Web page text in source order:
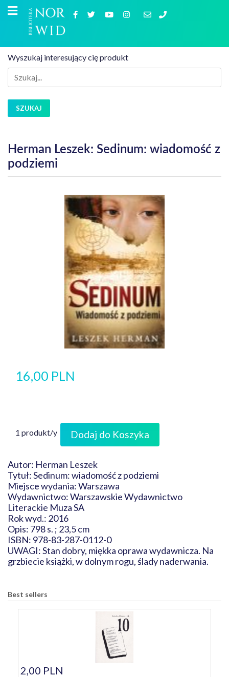
Wyszukaj interesujący cię produkt
SZUKAJ
Herman Leszek: Sedinum: wiadomość z
podziemi
16,00 PLN
1 produkt/y Dodaj do Koszyka
Autor: Herman Leszek
Tytuł: Sedinum: wiadomość z podziemi
Miejsce wydania: Warszawa
Wydawnictwo: Warszawskie Wydawnictwo
Literackie Muza SA
Rok wyd.: 2016
Opis: 798 s. ; 23,5 cm
ISBN: 978-83-287-0112-0
UWAGI: Stan dobry, miękka oprawa wydawnicza. Na
grzbiecie książki, w dolnym rogu, ślady naderwania.
Best sellers
2,00 PLN